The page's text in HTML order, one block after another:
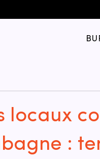
locaux
: